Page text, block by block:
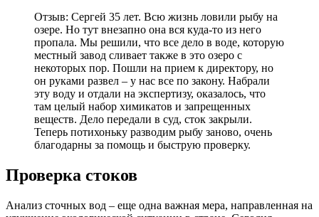
Отзыв: Сергей 35 лет. Всю жизнь ловили рыбу на
озере. Но тут внезапно она вся куда-то из него
пропала. Мы решили, что все дело в воде, которую
местный завод сливает также в это озеро с
некоторых пор. Пошли на прием к директору, но
он руками развел – у нас все по закону. Набрали
эту воду и отдали на экспертизу, оказалось, что
там целый набор химикатов и запрещенных
веществ. Дело передали в суд, сток закрыли.
Теперь потихоньку разводим рыбу заново, очень
благодарны за помощь и быструю проверку.
Проверка стоков
Анализ сточных вод – еще одна важная мера, направленная на